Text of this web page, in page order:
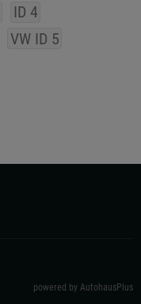
ID 4
VW ID 5
powered by AutohausPlus